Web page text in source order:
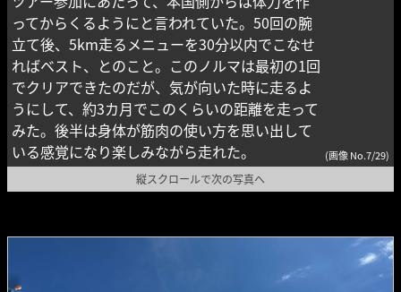
ってからくるようにと言われていた。50回の腕
立て後、5km走るメニューを30分以内でこなせ
ればベスト、とのこと。このノルマは最初の1回
でクリアできたのだが、気が向いた時に走るよ
うにして、約3カ月でこのくらいの距離を走って
みた。後半は身体が筋肉の使い方を思い出して
いる感覚になり楽しみながら走れた。
(画像 No.7/29)
縦スクロールで次の写真へ